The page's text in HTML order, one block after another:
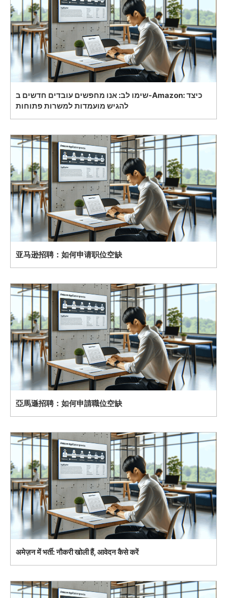
שימו לב: אנו מחפשים עובדים חדשים ב-Amazon: כיצד
להגיש מועמדות למשרות פתוחות
亚马逊招聘：如何申请职位空缺
亞馬遜招聘：如何申請職位空缺
अमेज़न में भर्ती: नौकरी खोली हैं, आवेदन कैसे करें